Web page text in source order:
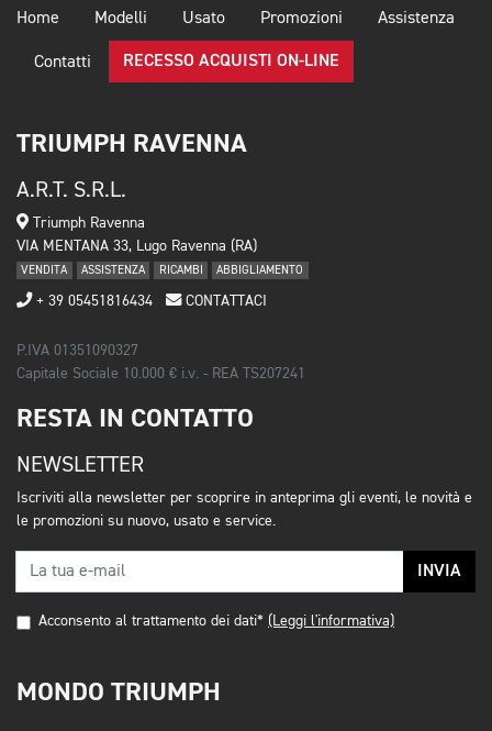
Home Modelli Usato Promozioni Assistenza
Contatti RECESSO ACQUISTI ON-LINE
TRIUMPH RAVENNA
A.R.T. S.R.L.
Triumph Ravenna
VIA MENTANA 33, Lugo Ravenna (RA)
VENDITA ASSISTENZA RICAMBI ABBIGLIAMENTO
+ 39 05451816434 CONTATTACI
P.IVA 01351090327
Capitale Sociale 10.000 € i.v. - REA TS207241
RESTA IN CONTATTO
NEWSLETTER
Iscriviti alla newsletter per scoprire in anteprima gli eventi, le novità e
le promozioni su nuovo, usato e service.
INVIA
Acconsento al trattamento dei dati* (Leggi l'informativa)
MONDO TRIUMPH